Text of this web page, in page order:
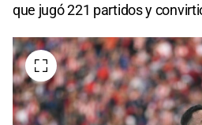
que jugó 221 partidos y